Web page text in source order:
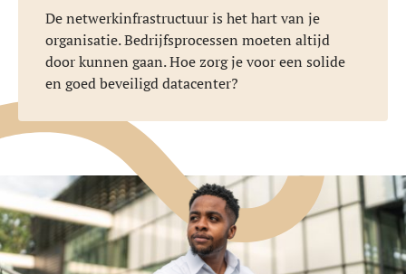
De netwerkinfrastructuur is het hart van je
organisatie. Bedrijfsprocessen moeten altijd
door kunnen gaan. Hoe zorg je voor een solide
en goed beveiligd datacenter?